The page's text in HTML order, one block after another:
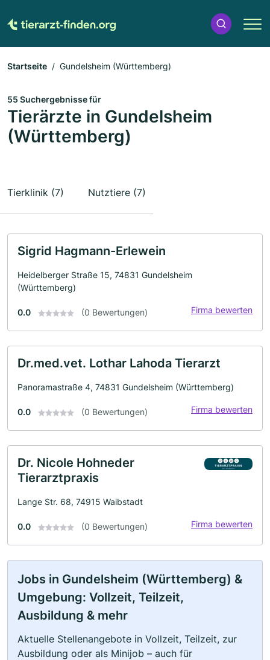
Startseite Gundelsheim (Württemberg)
55 Suchergebnisse für
Tierärzte in Gundelsheim
(Württemberg)
Tierklinik (7) Nutztiere (7)
Sigrid Hagmann-Erlewein
Heidelberger Straße 15, 74831 Gundelsheim
(Württemberg)
0.0 (0 Bewertungen) Firma bewerten
Dr.med.vet. Lothar Lahoda Tierarzt
Panoramastraße 4, 74831 Gundelsheim (Württemberg)
0.0 (0 Bewertungen) Firma bewerten
Dr. Nicole Hohneder
Tierarztpraxis
Lange Str. 68, 74915 Waibstadt
0.0 (0 Bewertungen) Firma bewerten
Jobs in Gundelsheim (Württemberg) &
Umgebung: Vollzeit, Teilzeit,
Ausbildung & mehr
Aktuelle Stellenangebote in Vollzeit, Teilzeit, zur
Ausbildung oder als Minijob – auch für